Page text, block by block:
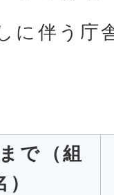
に伴う庁
で（組